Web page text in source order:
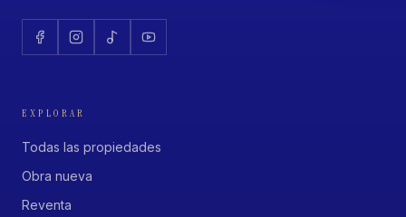
EXPLORAR
Todas las propiedades
Obra nueva
Reventa